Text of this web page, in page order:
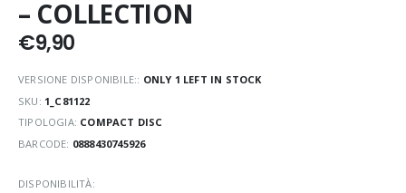
– COLLECTION
€9,90
VERSIONE DISPONIBILE:: ONLY 1 LEFT IN STOCK
SKU: 1_C81122
TIPOLOGIA: COMPACT DISC
BARCODE: 0888430745926
DISPONIBILITÀ: